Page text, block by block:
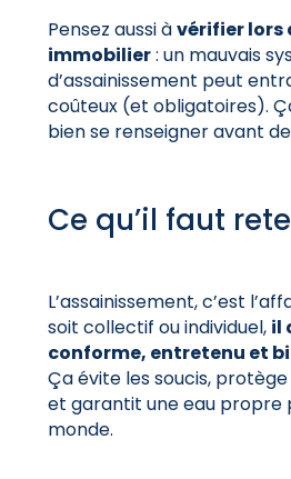
Pensez aussi àvérifier lors
immobilier: un mauvais
d’assainissement peut
coûteux (et obligatoires).
bien se renseigner avant
Ce qu’il faut
L’assainissement, c’est
soit collectif ou individuel, il
conforme, entretenu et
Ça évite les soucis,
et garantit une eau propre
monde.